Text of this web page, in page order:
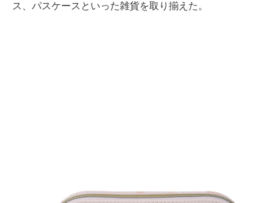
ス、パスケースといった雑貨を取り揃えた。